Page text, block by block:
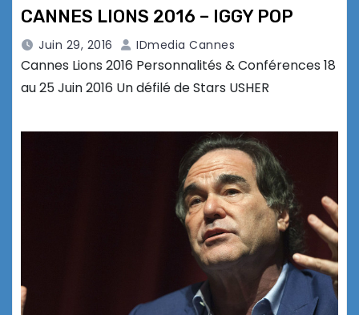
CANNES LIONS 2016 – IGGY POP
Juin 29, 2016 IDmedia Cannes
Cannes Lions 2016 Personnalités & Conférences 18
au 25 Juin 2016 Un défilé de Stars USHER